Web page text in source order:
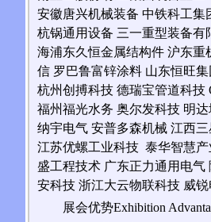
安徽唐兴机械装备 中铁科工
杭锅通用设备 三一重型装备
海浦东久恒金属结构件 沪东
信 罗巴鲁富锌涂料 山东恒旺
杭州创搏科技 德瑞宝管道科技
福州福光水务 奥尔发科技 明
纳宇电气 安普多森机械 江西
江苏优螺工业科技 泰华智慧
盛工程技术 广东正力通用电
安科技 浙江大云物联科技 威
展会优势Exhibition